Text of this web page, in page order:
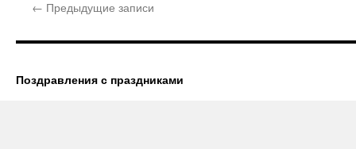
марта
← Предыдущие записи
Поздравления с праздниками